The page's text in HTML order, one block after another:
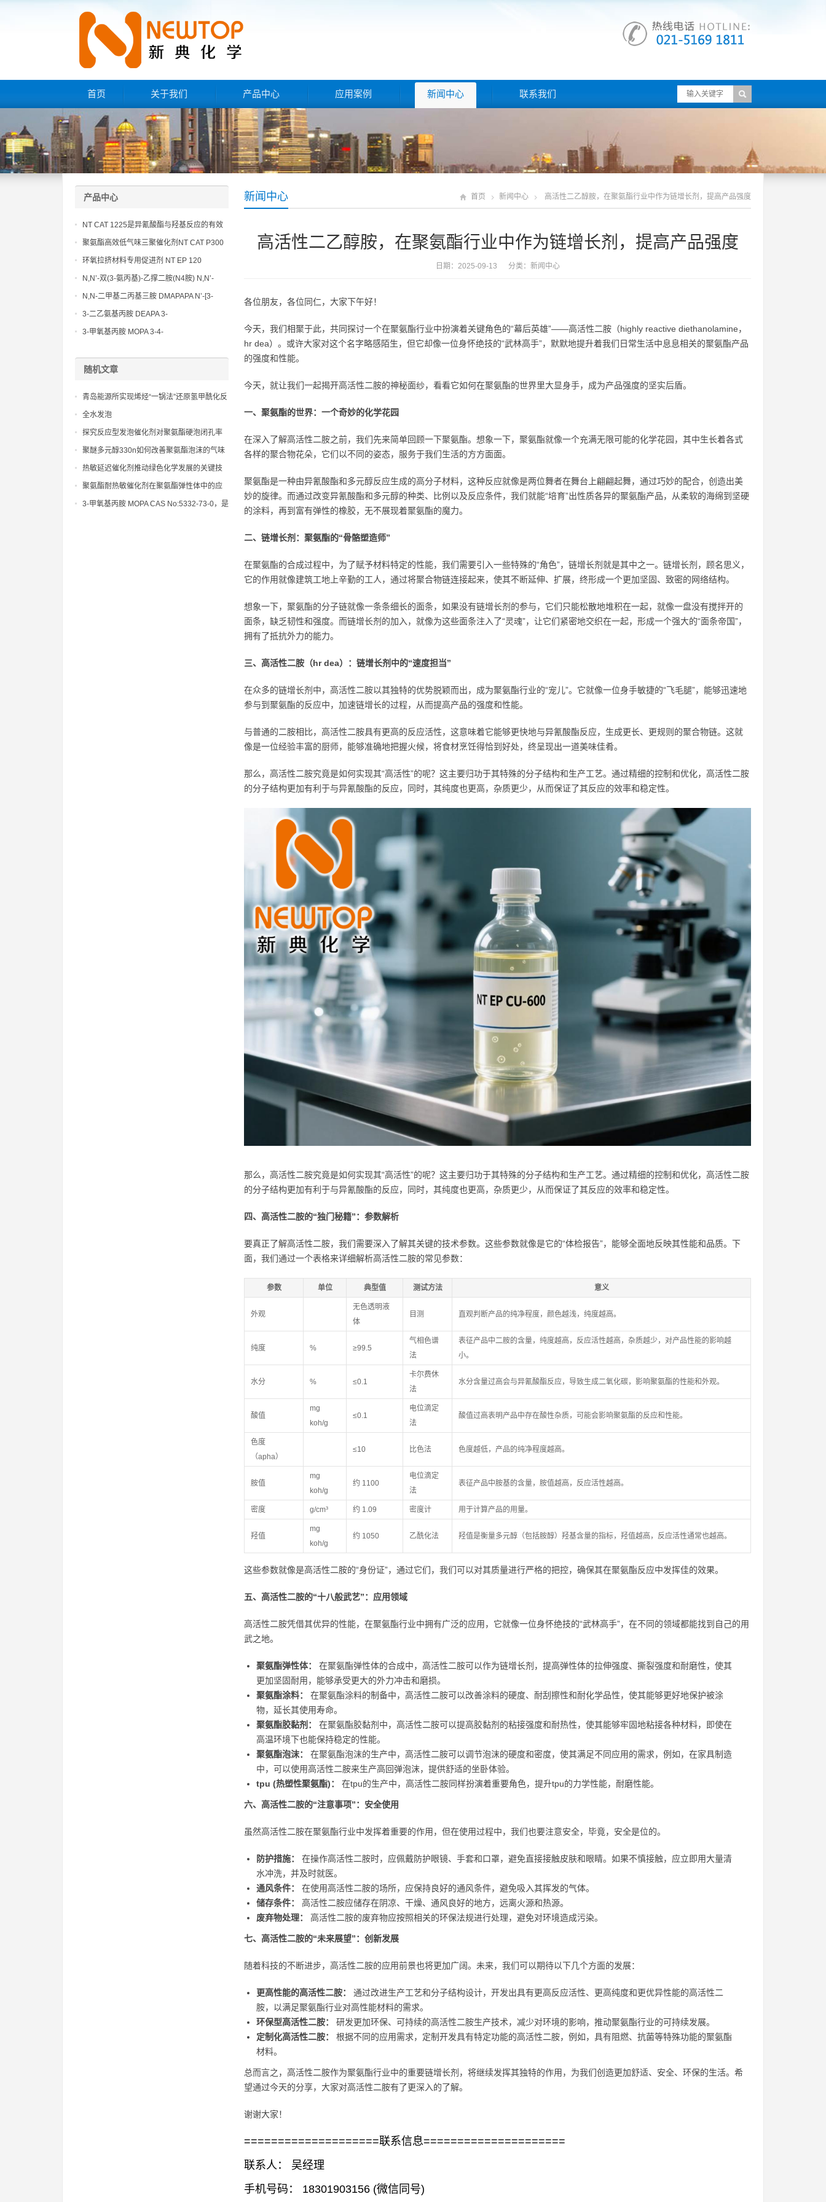
首页 关于我们 产品中心 应用案例 新闻中心 联系我们
新闻中心 首页 新闻中心 高活性二乙醇胺，在聚氨酯行业中作为链增长剂，提高产品强度
高活性二乙醇胺，在聚氨酯行业中作为链增长剂，提高产品强度
日期：2025-09-13 分类： 新闻中心
各位朋友，各位同仁，大家下午好！
今天，我们相聚于此，共同探讨一个在聚氨酯行业中扮演着关键角色的“幕后英雄”——高活性二胺（highly reactive diethanolamine，
hr dea）。或许大家对这个名字略感陌生，但它却像一位身怀绝技的“武林高手”，默默地提升着我们日常生活中息息相关的聚氨酯产品
的强度和性能。
今天，就让我们一起揭开高活性二胺的神秘面纱，看看它如何在聚氨酯的世界里大显身手，成为产品强度的坚实后盾。
一、聚氨酯的世界：一个奇妙的化学花园
在深入了解高活性二胺之前，我们先来简单回顾一下聚氨酯。想象一下，聚氨酯就像一个充满无限可能的化学花园，其中生长着各式
各样的聚合物花朵，它们以不同的姿态，服务于我们生活的方方面面。
聚氨酯是一种由异氰酸酯和多元醇反应生成的高分子材料，这种反应就像是两位舞者在舞台上翩翩起舞，通过巧妙的配合，创造出美
妙的旋律。而通过改变异氰酸酯和多元醇的种类、比例以及反应条件，我们就能“培育”出性质各异的聚氨酯产品，从柔软的海绵到坚硬
的涂料，再到富有弹性的橡胶，无不展现着聚氨酯的魔力。
二、链增长剂：聚氨酯的“骨骼塑造师”
在聚氨酯的合成过程中，为了赋予材料特定的性能，我们需要引入一些特殊的“角色”，链增长剂就是其中之一。链增长剂，顾名思义，
它的作用就像建筑工地上辛勤的工人，通过将聚合物链连接起来，使其不断延伸、扩展，终形成一个更加坚固、致密的网络结构。
想象一下，聚氨酯的分子链就像一条条细长的面条，如果没有链增长剂的参与，它们只能松散地堆积在一起，就像一盘没有搅拌开的
面条，缺乏韧性和强度。而链增长剂的加入，就像为这些面条注入了“灵魂”，让它们紧密地交织在一起，形成一个强大的“面条帝国”，
拥有了抵抗外力的能力。
三、高活性二胺（hr dea）：链增长剂中的“速度担当”
在众多的链增长剂中，高活性二胺以其独特的优势脱颖而出，成为聚氨酯行业的“宠儿”。它就像一位身手敏捷的“飞毛腿”，能够迅速地
参与到聚氨酯的反应中，加速链增长的过程，从而提高产品的强度和性能。
与普通的二胺相比，高活性二胺具有更高的反应活性，这意味着它能够更快地与异氰酸酯反应，生成更长、更规则的聚合物链。这就
像是一位经验丰富的厨师，能够准确地把握火候，将食材烹饪得恰到好处，终呈现出一道美味佳肴。
那么，高活性二胺究竟是如何实现其“高活性”的呢？这主要归功于其特殊的分子结构和生产工艺。通过精细的控制和优化，高活性二胺
的分子结构更加有利于与异氰酸酯的反应，同时，其纯度也更高，杂质更少，从而保证了其反应的效率和稳定性。
那么，高活性二胺究竟是如何实现其“高活性”的呢？这主要归功于其特殊的分子结构和生产工艺。通过精细的控制和优化，高活性二胺
的分子结构更加有利于与异氰酸酯的反应，同时，其纯度也更高，杂质更少，从而保证了其反应的效率和稳定性。
四、高活性二胺的“独门秘籍”：参数解析
要真正了解高活性二胺，我们需要深入了解其关键的技术参数。这些参数就像是它的“体检报告”，能够全面地反映其性能和品质。下
面，我们通过一个表格来详细解析高活性二胺的常见参数：
参数 单位 典型值 测试方法 意义
外观
无色透明液
体
目测 直观判断产品的纯净程度，颜色越浅，纯度越高。
纯度 % ≥99.5
气相色谱
法
表征产品中二胺的含量，纯度越高，反应活性越高，杂质越少，对产品性能的影响越
小。
水分 % ≤0.1
卡尔费休
法
水分含量过高会与异氰酸酯反应，导致生成二氧化碳，影响聚氨酯的性能和外观。
酸值
mg
koh/g
≤0.1
电位滴定
法
酸值过高表明产品中存在酸性杂质，可能会影响聚氨酯的反应和性能。
色度
（apha）
≤10 比色法 色度越低，产品的纯净程度越高。
胺值
mg
koh/g
约 1100
电位滴定
法
表征产品中胺基的含量，胺值越高，反应活性越高。
密度 g/cm³ 约 1.09 密度计 用于计算产品的用量。
羟值
mg
koh/g
约 1050 乙酰化法 羟值是衡量多元醇（包括胺醇）羟基含量的指标，羟值越高，反应活性通常也越高。
这些参数就像是高活性二胺的“身份证”，通过它们，我们可以对其质量进行严格的把控，确保其在聚氨酯反应中发挥佳的效果。
五、高活性二胺的“十八般武艺”：应用领域
高活性二胺凭借其优异的性能，在聚氨酯行业中拥有广泛的应用，它就像一位身怀绝技的“武林高手”，在不同的领域都能找到自己的用
武之地。
聚氨酯弹性体：
在聚氨酯弹性体的合成中，高活性二胺可以作为链增长剂，提高弹性体的拉伸强度、撕裂强度和耐磨性，使其
更加坚固耐用，能够承受更大的外力冲击和磨损。
聚氨酯涂料：
在聚氨酯涂料的制备中，高活性二胺可以改善涂料的硬度、耐刮擦性和耐化学品性，使其能够更好地保护被涂
物，延长其使用寿命。
聚氨酯胶黏剂：
在聚氨酯胶黏剂中，高活性二胺可以提高胶黏剂的粘接强度和耐热性，使其能够牢固地粘接各种材料，即使在
高温环境下也能保持稳定的性能。
聚氨酯泡沫：
在聚氨酯泡沫的生产中，高活性二胺可以调节泡沫的硬度和密度，使其满足不同应用的需求，例如，在家具制造
中，可以使用高活性二胺来生产高回弹泡沫，提供舒适的坐卧体验。
tpu (热塑性聚氨酯)：
在tpu的生产中，高活性二胺同样扮演着重要角色，提升tpu的力学性能，耐磨性能。
六、高活性二胺的“注意事项”：安全使用
虽然高活性二胺在聚氨酯行业中发挥着重要的作用，但在使用过程中，我们也要注意安全，毕竟，安全是位的。
防护措施：
在操作高活性二胺时，应佩戴防护眼镜、手套和口罩，避免直接接触皮肤和眼睛。如果不慎接触，应立即用大量清
水冲洗，并及时就医。
通风条件：
在使用高活性二胺的场所，应保持良好的通风条件，避免吸入其挥发的气体。
储存条件：
高活性二胺应储存在阴凉、干燥、通风良好的地方，远离火源和热源。
废弃物处理：
高活性二胺的废弃物应按照相关的环保法规进行处理，避免对环境造成污染。
七、高活性二胺的“未来展望”：创新发展
随着科技的不断进步，高活性二胺的应用前景也将更加广阔。未来，我们可以期待以下几个方面的发展：
更高性能的高活性二胺：
通过改进生产工艺和分子结构设计，开发出具有更高反应活性、更高纯度和更优异性能的高活性二
胺，以满足聚氨酯行业对高性能材料的需求。
环保型高活性二胺：
研发更加环保、可持续的高活性二胺生产技术，减少对环境的影响，推动聚氨酯行业的可持续发展。
定制化高活性二胺：
根据不同的应用需求，定制开发具有特定功能的高活性二胺，例如，具有阻燃、抗菌等特殊功能的聚氨酯
材料。
总而言之，高活性二胺作为聚氨酯行业中的重要链增长剂，将继续发挥其独特的作用，为我们创造更加舒适、安全、环保的生活。希
望通过今天的分享，大家对高活性二胺有了更深入的了解。
谢谢大家！
====================联系信息=====================
联系人： 吴经理
手机号码： 18301903156 (微信同号)
产品中心
NT CAT 1225是异氰酸酯与羟基反应的有效
催化剂
聚氨酯高效低气味三聚催化剂NT CAT P300
环氧拉挤材料专用促进剂 NT EP 120
N,N’-双(3-氨丙基)-乙撑二胺(N4胺) N,N’-
Bis(3-aminopropyl)-ethylenediamine CAS
No10563-26-5
N,N-二甲基二丙基三胺 DMAPAPA N’-[3-
(dimethylamino)propyllpropane-1,3-
diamine CAS No10563-29-8
3-二乙氨基丙胺 DEAPA 3-
(Diethylamino)propylamine CAS No 104-
3-甲氧基丙胺 MOPA 3-4-
随机文章
青岛能源所实现烯烃“一锅法”还原氢甲酰化反
应直接合成线性醇
全水发泡
探究反应型发泡催化剂对聚氨酯硬泡闭孔率
和热导率的影响
聚醚多元醇330n如何改善聚氨酯泡沫的气味
和voc
热敏延迟催化剂推动绿色化学发展的关键技
术之一
聚氨酯耐热敏催化剂在聚氨酯弹性体中的应
用，确保产品在高温环境下的性能稳定。
3-甲氧基丙胺 MOPA CAS No:5332-73-0，是